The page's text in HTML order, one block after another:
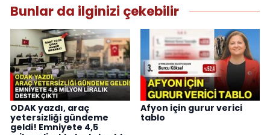
Bunlar da ilginizi çekebilir
ODAK yazdı, araç
yetersizliği gündeme
geldi! Emniyete 4,5
Afyon için gurur verici
tablo